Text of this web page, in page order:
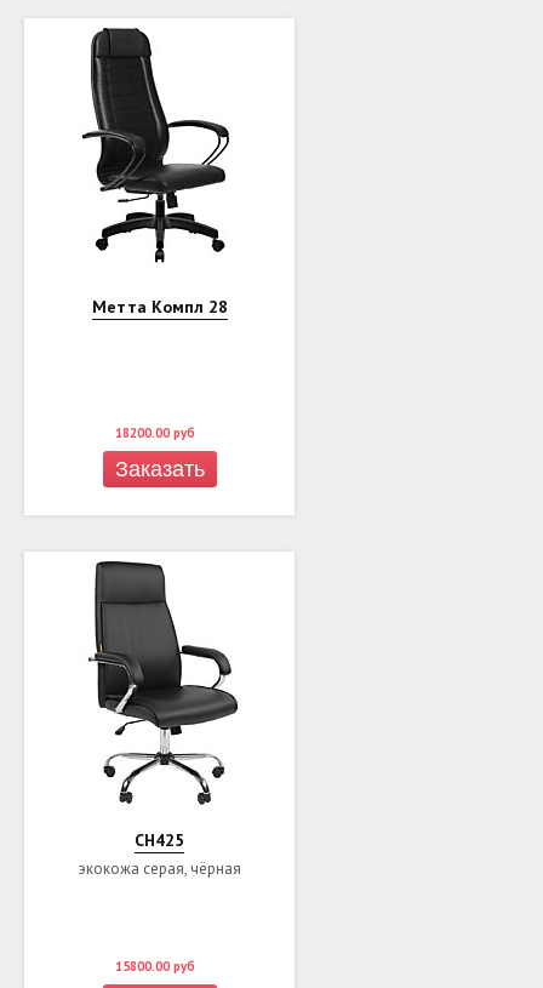
Метта Компл 28
18200.00 руб
Заказать
СH425
экокожа серая, чёрная
15800.00 руб